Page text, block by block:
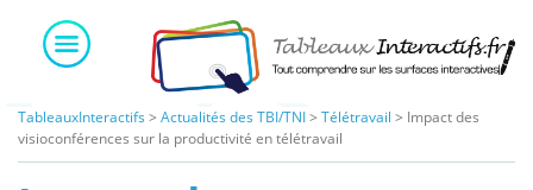
content
TableauxInteractifs > Actualités des TBI/TNI> Télétravail > Impact des
visioconférences sur la productivité en télétravail